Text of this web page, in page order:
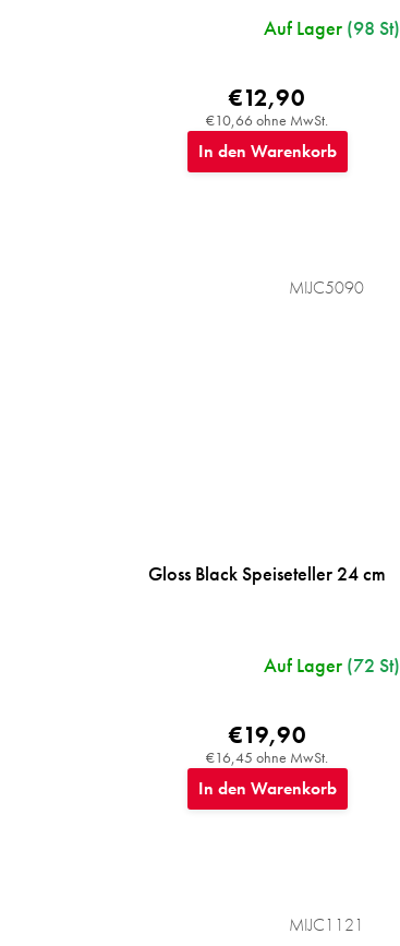
Auf Lager (98 St)
€10,66 ohne MwSt.
€12,90
In den Warenkorb
Gloss Black Speiseteller 24 cm
Auf Lager (72 St)
€16,45 ohne MwSt.
€19,90
In den Warenkorb
MIJC5090
MIJC1121